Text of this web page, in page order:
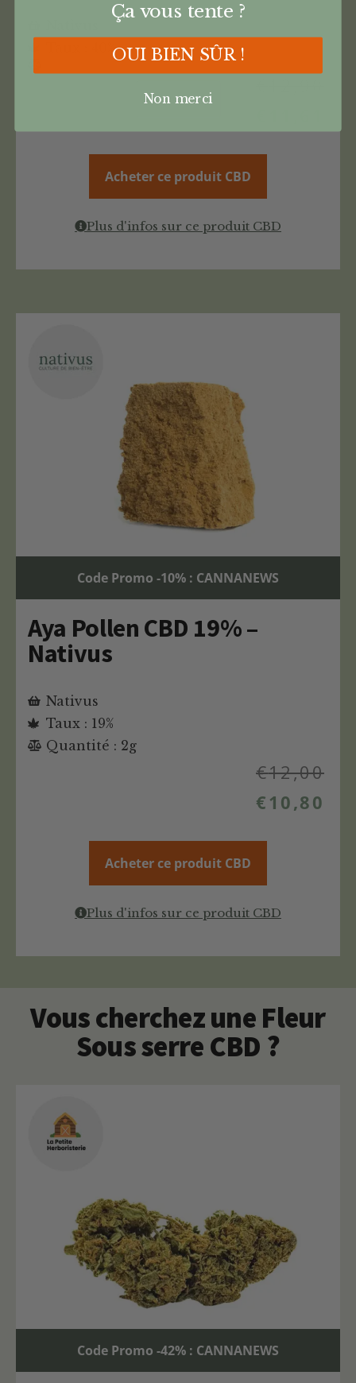
Taux : 40%
Acheter ce produit CBD
Plus d'infos sur ce produit CBD
Code Promo -10% : CANNANEWS
Aya Pollen CBD 19% –
Nativus
Nativus
Taux : 19%
Quantité : 2g
€12,00
€ 10,80
Acheter ce produit CBD
Plus d'infos sur ce produit CBD
Vous cherchez une Fleur
Sous serre CBD ?
Code Promo -42% : CANNANEWS
Ça vous tente ?
OUI BIEN SÛR !
Non merci